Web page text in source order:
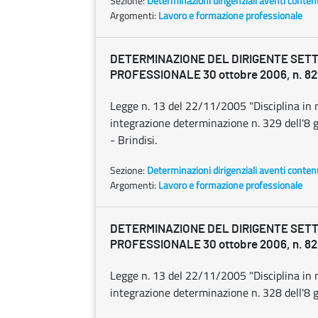
Argomenti: Lavoro e formazione professionale
DETERMINAZIONE DEL DIRIGENTE
PROFESSIONALE 30 ottobre 2006, n.
Legge n. 13 del 22/11/2005 "Disciplina in
integrazione determinazione n. 329 dell'8
- Brindisi.
Sezione: Determinazioni dirigenziali aventi
Argomenti: Lavoro e formazione professionale
DETERMINAZIONE DEL DIRIGENTE
PROFESSIONALE 30 ottobre 2006, n.
Legge n. 13 del 22/11/2005 "Disciplina in
integrazione determinazione n. 328 dell'8